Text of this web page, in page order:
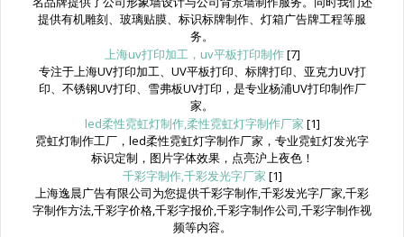
提供有机雕刻、玻璃贴膜、标识标牌制作、灯箱广告牌工程等服
务。
上海uv打印加工，uv平板打印制作[7]
专注于上海UV打印加工、UV平板打印、标牌打印、亚克力UV打
印、不锈钢UV打印、雪弗板UV打印，是专业杨浦UV打印制作厂
家。
led柔性霓虹灯制作,柔性霓虹灯字制作厂家 [1]
霓虹灯制作工厂，led柔性霓虹灯字制作厂家，专业霓虹灯发光字
标识定制，图片字体效果，点亮沪上夜色！
千彩字制作,千彩发光字厂家 [1]
上海逸晨广告有限公司为您提供千彩字制作,千彩发光字厂家,千彩
字制作方法,千彩字价格,千彩字报价,千彩字制作公司,千彩字制作视
频等内容。